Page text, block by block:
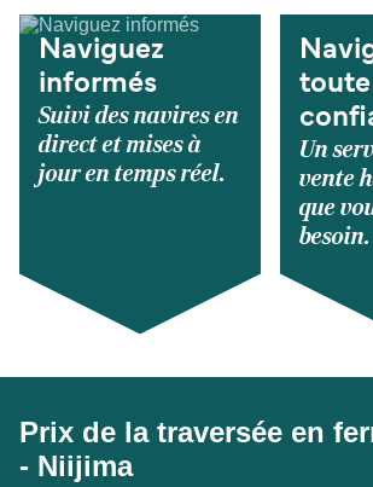
Naviguez
informés
Suivi des navires en
direct et mises à
jour en temps réel.
toute
Un
vente
que
besoin.
Prix de la traversée en
- Niijima